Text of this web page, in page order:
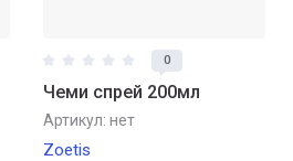
0
Чеми спрей 200мл
Артикул: нет
Zoetis